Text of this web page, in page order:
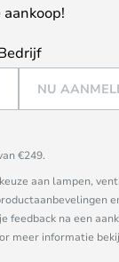
NU
€249.
aan lampen,
na een
meer informatie